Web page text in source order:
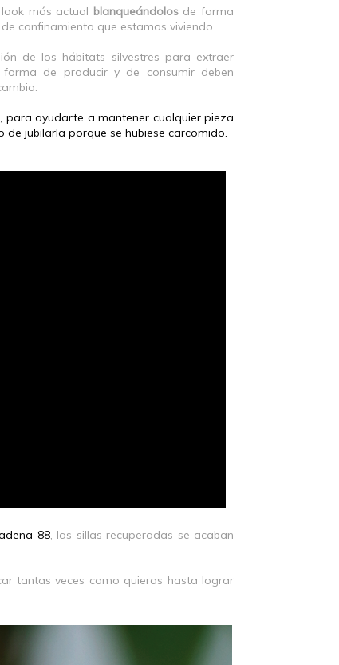
más actual blanqueándolos de forma
confinamiento que estamos viviendo.
de los hábitats silvestres para extraer
de producir y de consumir deben
para ayudarte a mantener cualquier pieza
jubilarla porque se hubiese carcomido.
88, las sillas recuperadas se acaban
tantas veces como quieras hasta lograr